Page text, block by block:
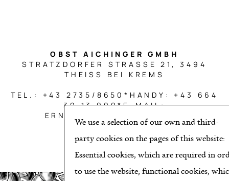
OBST AICHINGER GMBH
STRATZDORFER STRASSE 21, 3494
THEISS BEI KREMS
TEL.: +43 2735/8650*HANDY: +43 664
39 13 999*E-MAIL:
ERNST@AICHINGER.CO.AT
We use a selection of our own and third-
party cookies on the pages of this website:
Essential cookies, which are required in
to use the website; functional cookies,